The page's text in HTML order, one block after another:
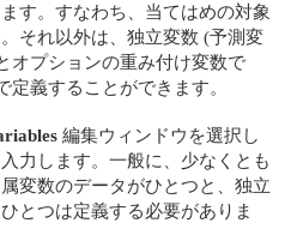
す。すなわち、当てはめの対象
それ以外は、独立変数 (予測変
オプションの重み付け変数で
義することができます。
編集ウィンドウを選択し
力します。一般に、少なくとも
変数のデータがひとつと、独立
とつは定義する必要がありま